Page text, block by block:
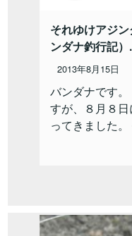
それゆけアジ
ンダナ釣行記）
2013年8月15日
バンダナです
すが、８月８
ってきました